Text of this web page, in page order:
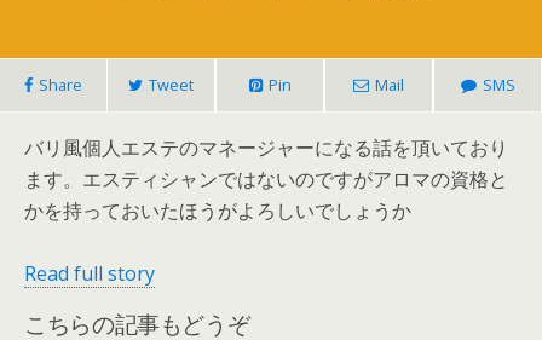
Share Tweet Pin Mail SMS
バリ風個人エステのマネージャーになる話を頂いており
ます。エスティシャンではないのですがアロマの資格と
かを持っておいたほうがよろしいでしょうか
Read full story
こちらの記事もどうぞ